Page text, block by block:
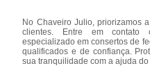
No Chaveiro Julio, priorizamos
clientes. Entre em contato
especializado em consertos de
qualificados e de confiança.
sua tranquilidade com a ajuda